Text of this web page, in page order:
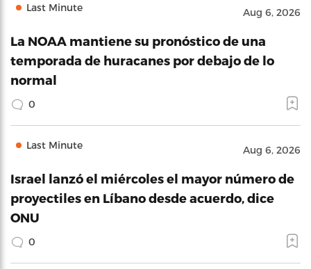
Last Minute Aug 6, 2026
La NOAA mantiene su pronóstico de una
temporada de huracanes por debajo de lo
normal
0
Last Minute Aug 6, 2026
Israel lanzó el miércoles el mayor número de
proyectiles en Líbano desde acuerdo, dice
ONU
0